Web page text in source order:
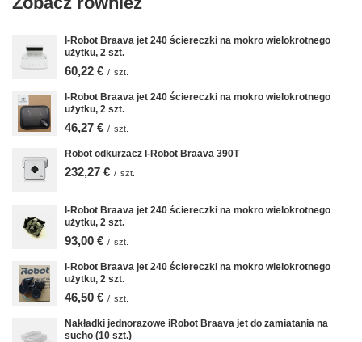
I-Robot Braava jet 240 ściereczki na mokro wielokrotnego
użytku, 2 szt.
60,22 € / szt.
I-Robot Braava jet 240 ściereczki na mokro wielokrotnego
użytku, 2 szt.
46,27 € / szt.
Robot odkurzacz I-Robot Braava 390T
232,27 € / szt.
I-Robot Braava jet 240 ściereczki na mokro wielokrotnego
użytku, 2 szt.
93,00 € / szt.
I-Robot Braava jet 240 ściereczki na mokro wielokrotnego
użytku, 2 szt.
46,50 € / szt.
Nakładki jednorazowe iRobot Braava jet do zamiatania na
sucho (10 szt.)